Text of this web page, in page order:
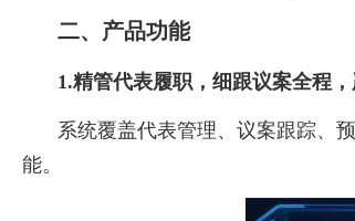
二、产品功能
1.精管代表履职，细跟议案全程
系统覆盖代表管理、议案跟踪、
能。